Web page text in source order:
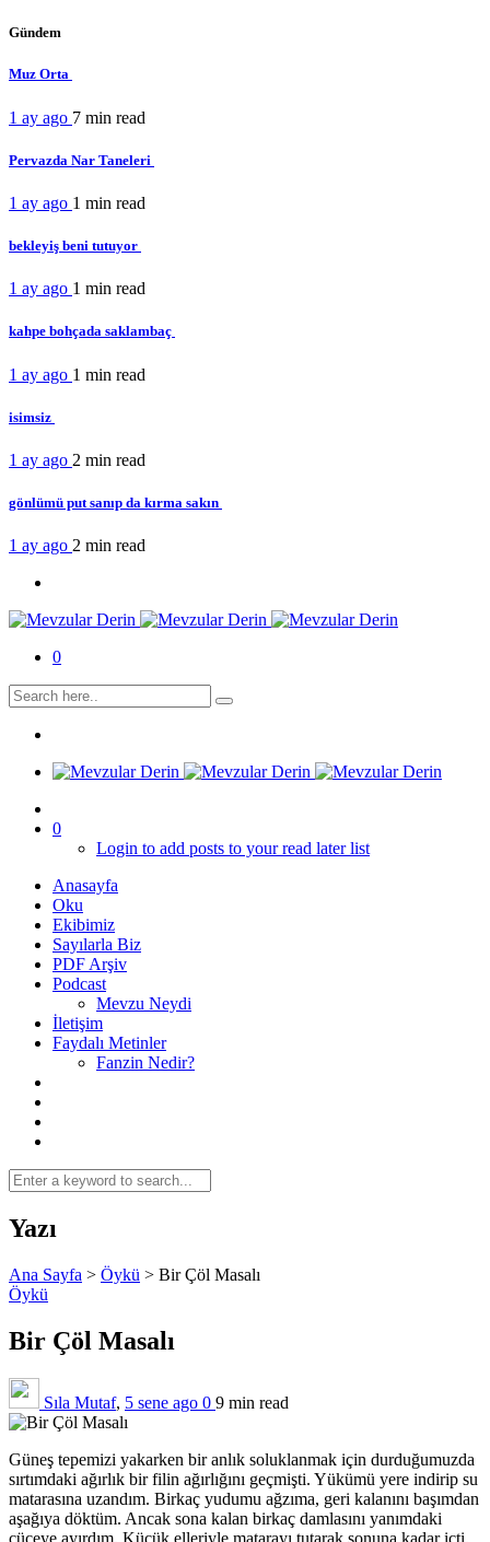
Gündem
Muz Orta
1 ay ago 7 min read
Pervazda Nar Taneleri
1 ay ago 1 min read
bekleyiş beni tutuyor
1 ay ago 1 min read
kahpe bohçada saklambaç
1 ay ago 1 min read
isimsiz
1 ay ago 2 min read
gönlümü put sanıp da kırma sakın
1 ay ago 2 min read
0
0
Login to add posts to your read later list
Anasayfa
Oku
Ekibimiz
Sayılarla Biz
PDF Arşiv
Podcast
Mevzu Neydi
İletişim
Faydalı Metinler
Fanzin Nedir?
Yazı
Ana Sayfa > Öykü > Bir Çöl Masalı
Öykü
Bir Çöl Masalı
Sıla Mutaf, 5 sene ago 0 9 min read
Güneş tepemizi yakarken bir anlık soluklanmak için durduğumuzda
sırtımdaki ağırlık bir filin ağırlığını geçmişti. Yükümü yere indirip su
matarasına uzandım. Birkaç yudumu ağzıma, geri kalanını başımdan
aşağıya döktüm. Ancak sona kalan birkaç damlasını yanımdaki
cüceye ayırdım. Küçük elleriyle matarayı tutarak sonuna kadar içti.